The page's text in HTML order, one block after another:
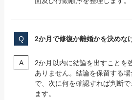
2か月で修復か離婚かを決めな
2か月以内に結論を出すことを
ありません。結論を保留する
で、次に何を確認すれば判断
ます。